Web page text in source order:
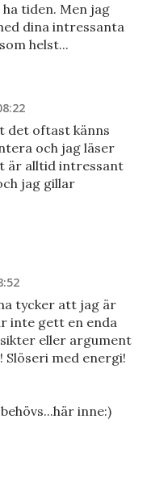
tiden. Men jag
dina intressanta
helst...
det oftast känns
och jag läser
är alltid intressant
jag gillar
tycker att jag är
inte gett en enda
eller argument
Slöseri med energi!
inne:)